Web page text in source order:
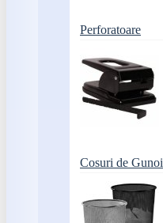
Perforatoare
Cosuri de Gunoi